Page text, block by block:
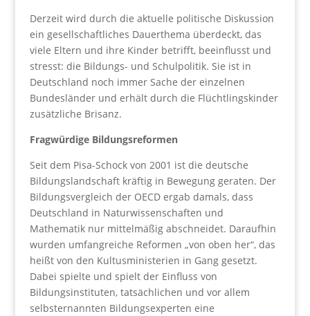
Derzeit wird durch die aktuelle politische Diskussion
ein gesellschaftliches Dauerthema überdeckt, das
viele Eltern und ihre Kinder betrifft, beeinflusst und
stresst: die Bildungs- und Schulpolitik. Sie ist in
Deutschland noch immer Sache der einzelnen
Bundesländer und erhält durch die Flüchtlingskinder
zusätzliche Brisanz.
Fragwürdige Bildungsreformen
Seit dem Pisa-Schock von 2001 ist die deutsche
Bildungslandschaft kräftig in Bewegung geraten. Der
Bildungsvergleich der OECD ergab damals, dass
Deutschland in Naturwissenschaften und
Mathematik nur mittelmäßig abschneidet. Daraufhin
wurden umfangreiche Reformen „von oben her“, das
heißt von den Kultusministerien in Gang gesetzt.
Dabei spielte und spielt der Einfluss von
Bildungsinstituten, tatsächlichen und vor allem
selbsternannten Bildungsexperten eine